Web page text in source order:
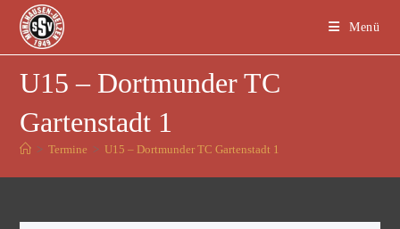
Menü
U15 – Dortmunder TC
Gartenstadt 1
> Termine > U15 – Dortmunder TC Gartenstadt 1